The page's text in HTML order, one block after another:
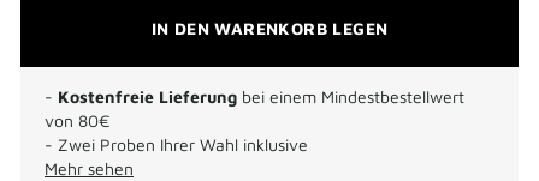
IN DEN WARENKORB LEGEN
- Kostenfreie Lieferung bei einem Mindestbestellwert
von 80€
- Zwei Proben Ihrer Wahl inklusive
Mehr sehen